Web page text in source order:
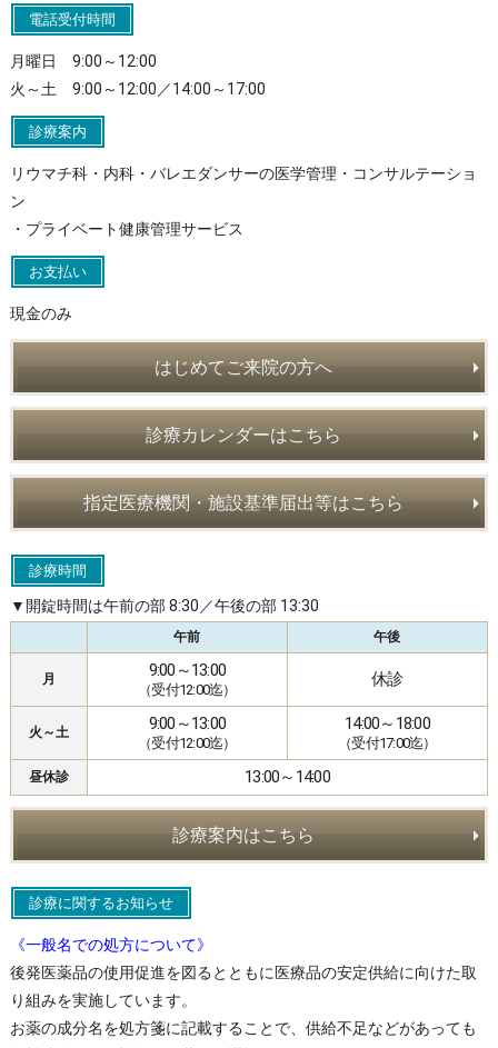
電話受付時間
月曜日 9:00～12:00
火～土 9:00～12:00／14:00～17:00
診療案内
リウマチ科・内科・バレエダンサーの医学管理・コンサルテーショ
ン
・プライベート健康管理サービス
お支払い
現金のみ
はじめてご来院の方へ
診療カレンダーはこちら
指定医療機関・施設基準届出等はこちら
診療時間
▼開錠時間は午前の部 8:30／午後の部 13:30
午前 午後
月 9:00～13:00
（受付12:00迄）
休診
火～土 9:00～13:00
（受付12:00迄）
14:00～18:00
（受付17:00迄）
昼休診 13:00～14:00
診療案内はこちら
診療に関するお知らせ
《一般名での処方について》
後発医薬品の使用促進を図るとともに医療品の安定供給に向けた取
り組みを実施しています。
お薬の成分名を処方箋に記載することで、供給不足などがあっても